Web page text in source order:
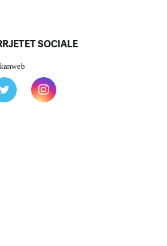
SOCIALE